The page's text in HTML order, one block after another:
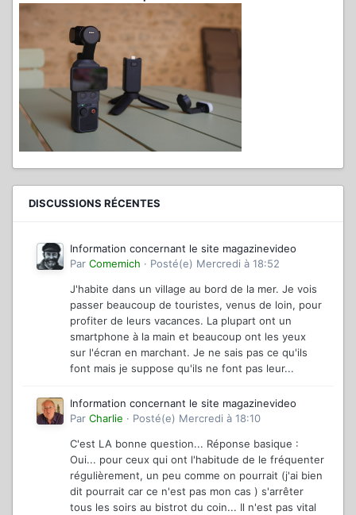
DISCUSSIONS RÉCENTES
Information concernant le site magazinevideo
Par Comemich · Posté(e) Mercredi à 18:52
J'habite dans un village au bord de la mer. Je vois
passer beaucoup de touristes, venus de loin, pour
profiter de leurs vacances. La plupart ont un
smartphone à la main et beaucoup ont les yeux
sur l'écran en marchant. Je ne sais pas ce qu'ils
font mais je suppose qu'ils ne font pas leur...
Information concernant le site magazinevideo
Par Charlie · Posté(e) Mercredi à 18:10
C'est LA bonne question... Réponse basique :
Oui... pour ceux qui ont l'habitude de le fréquenter
régulièrement, un peu comme on pourrait (j'ai bien
dit pourrait car ce n'est pas mon cas ) s'arrêter
tous les soirs au bistrot du coin... Il n'est pas vital